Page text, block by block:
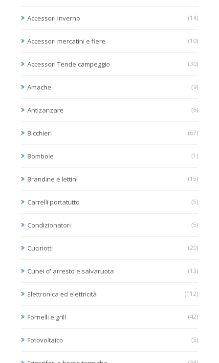
Accessori inverno (14)
Accessori mercatini e fiere (10)
Accessori Tende campeggio (30)
Amache (9)
Antizanzare (6)
Bicchieri (67)
Bombole (1)
Brandine e lettini (15)
Carrelli portatutto (5)
Condizionatori (5)
Cucinotti (20)
Cunei d' arresto e salvaruota (13)
Elettronica ed elettricità (112)
Fornelli e grill (42)
Fotovoltaico (5)